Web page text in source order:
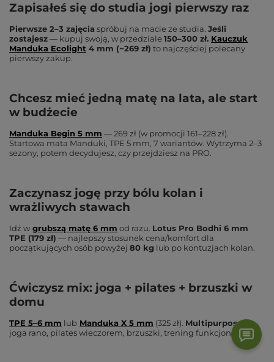
Zapisałeś się do studia jogi pierwszy raz
Pierwsze 2–3 zajęcia spróbuj na macie ze studia. Jeśli
zostajesz— kupuj swoją, w przedziale 150–300 zł. Kauczuk
Manduka Ecolight 4 mm (~269 zł) to najczęściej polecany
pierwszy zakup.
Chcesz mieć jedną matę na lata, ale start
w budżecie
Manduka Begin 5 mm — 269 zł (w promocji 161–228 zł).
Startowa mata Manduki, TPE 5 mm, 7 wariantów. Wytrzyma 2–3
sezony, potem decydujesz, czy przejdziesz na PRO.
Zaczynasz jogę przy bólu kolan i
wrażliwych stawach
Idź w grubszą matę 6 mm od razu. Lotus Pro Bodhi 6 mm
TPE (179 zł) — najlepszy stosunek cena/komfort dla
początkujących osób powyżej 80 kg lub po kontuzjach kolan.
Ćwiczysz mix: joga + pilates + brzuszki w
domu
TPE 5–6 mm lub Manduka X 5 mm (325 zł). Multipurpose—
joga rano, pilates wieczorem, brzuszki, trening funkcjonalny.